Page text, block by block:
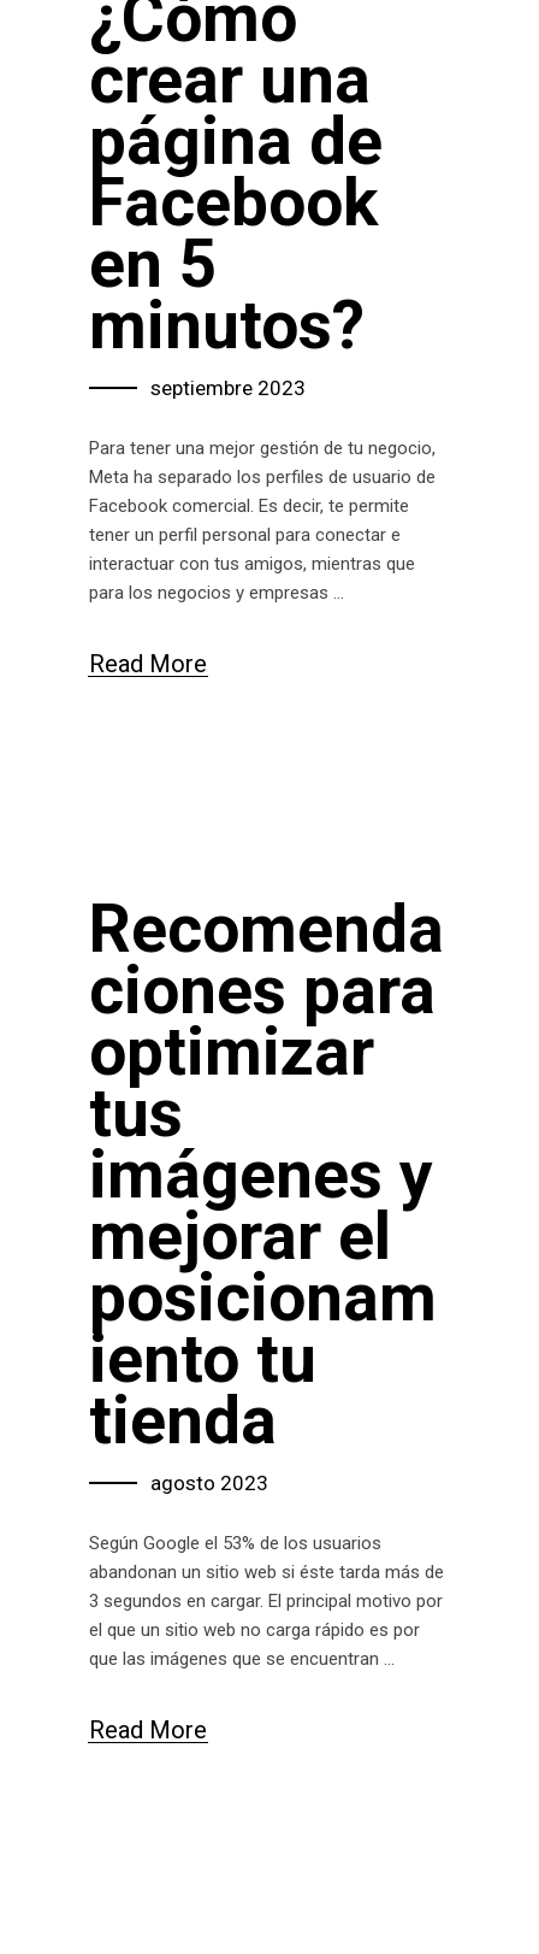
¿Cómo
crear una
página de
Facebook
en 5
minutos?
septiembre 2023
Para tener una mejor gestión de tu negocio,
Meta ha separado los perfiles de usuario de
Facebook comercial. Es decir, te permite
tener un perfil personal para conectar e
interactuar con tus amigos, mientras que
para los negocios y empresas
Read More
Recomenda
ciones para
optimizar
tus
imágenes y
mejorar el
posicionam
iento tu
tienda
agosto 2023
Según Google el 53% de los usuarios
abandonan un sitio web si éste tarda más de
3 segundos en cargar. El principal motivo por
el que un sitio web no carga rápido es por
que las imágenes que se encuentran
Read More